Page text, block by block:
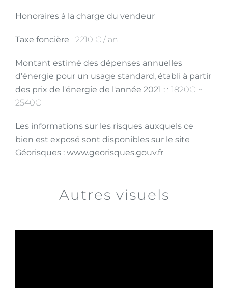
Honoraires à la charge du vendeur
Taxe foncière 2210 € / an
Montant estimé des dépenses annuelles
d'énergie pour un usage standard, établi à partir
des prix de l'énergie de l'année 2021 :
1820€ ~
2540€
Les informations sur les risques auxquels ce
bien est exposé sont disponibles sur le site
Géorisques : www.georisques.gouv.fr
Autres visuels